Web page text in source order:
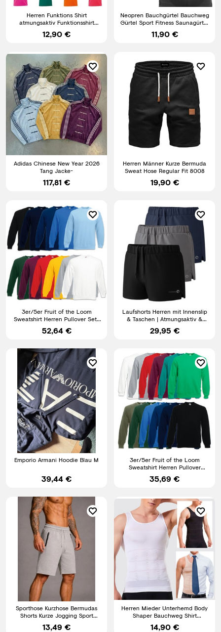
Herren Funktions Shirt
atmungsaktiv Funktionsshirt
Schnell trocknend XS-5XL B287
12,90 €
Neopren Bauchgürtel Bauchweg
Gürtel Sport Fitness Saunagürtel
Wärme Thermogürtel
11,90 €
Adidas Chinese New Year 2026
Tang Jacke-
117,81 €
Herren Männer Kurze Bermuda
Sweat Hose Regular Fit 8008
19,90 €
3er/5er Fruit of the Loom
Sweatshirt Herren Pullover Set-
In Neu Gr. S M L XL 2XL
52,64 €
Laufshorts Herren mit Innenslip
& Taschen | Atmungsaktiv &
leicht | Sporthose
29,95 €
Emporio Armani Hoodie Blau M
39,44 €
3er/5er Fruit of the Loom
Sweatshirt Herren Pullover
Classic Raglan S M L XL XXL
35,69 €
Sporthose Kurzhose Bermudas
Shorts Kurze Jogging Sport
Herren Color MIX
13,49 €
Herren Mieder Unterhemd Body
Shaper Bauchweg Shirt
Kompression Korsett Abnehmen
14,90 €